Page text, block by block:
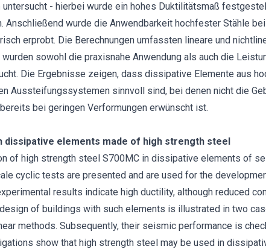
- hierbei wurde ein hohes Duktilitätsmaß
Anschließend wurde die Anwendbarkeit hochfester Stähle
erprobt. Die Berechnungen umfassten lineare und
sowohl die praxisnahe Anwendung als auch die
Die Ergebnisse zeigen, dass dissipative Elemente aus
Aussteifungssystemen sinnvoll sind, bei denen nicht die
bei geringen Verformungen erwünscht ist.
dissipative elements made of high strength steel
of high strength steel S700MC in dissipative elements of
cyclic tests are presented and are used for the
results indicate high ductility, although reduced
of buildings with such elements is illustrated in two
methods. Subsequently, their seismic performance is
show that high strength steel may be used in